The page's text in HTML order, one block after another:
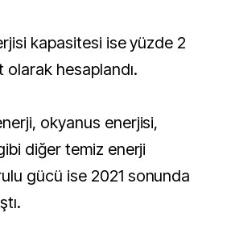
kapasitesi ise yüzde 2
olarak hesaplandı.
okyanus enerjisi,
diğer temiz enerji
gücü ise 2021 sonunda